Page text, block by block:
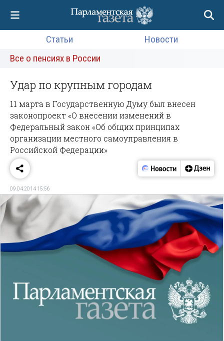
Статьи
Новости
Все о пенсиях в России
Удар по крупным городам
11 марта в Государственную Думу был внесен
законопроект «О внесении изменений в
Федеральный закон «Об общих принципах
организации местного самоуправления в
Российской Федерации»
09.04.2014 15:56